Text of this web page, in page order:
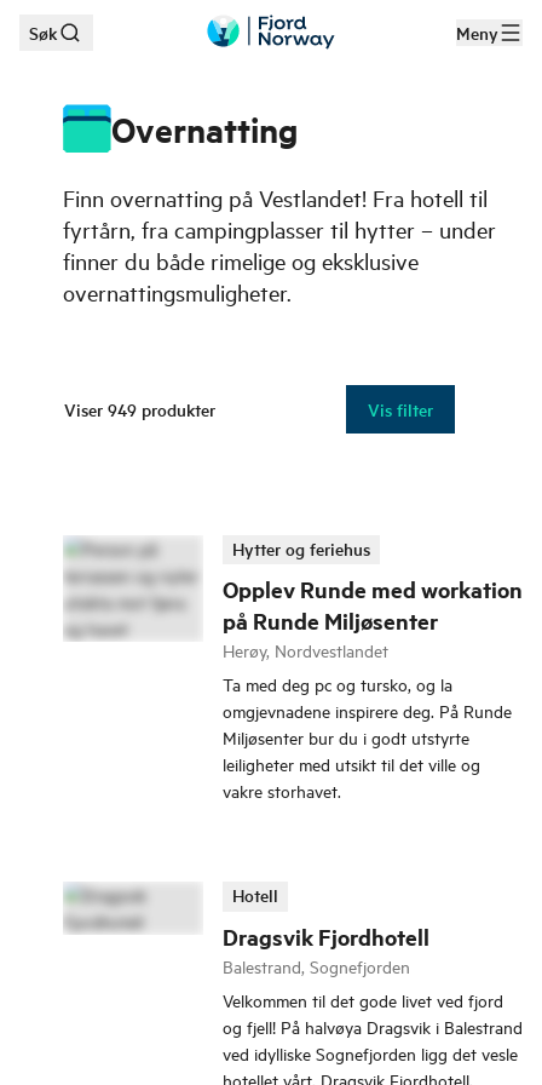
Hopp til hovedinnhold
Søk Meny
Overnatting
Finn overnatting på Vestlandet! Fra hotell til
fyrtårn, fra campingplasser til hytter – under
finner du både rimelige og eksklusive
overnattingsmuligheter.
Viser 949 produkter Vis filter
Opplev Runde med workation
på Runde Miljøsenter
Hytter og feriehus
Herøy, Nordvestlandet
Ta med deg pc og tursko, og la
omgjevnadene inspirere deg. På Runde
Miljøsenter bur du i godt utstyrte
leiligheter med utsikt til det ville og
vakre storhavet.
Dragsvik Fjordhotell
Hotell
Balestrand, Sognefjorden
Velkommen til det gode livet ved fjord
og fjell! På halvøya Dragsvik i Balestrand
ved idylliske Sognefjorden ligg det vesle
hotellet vårt, Dragsvik Fjordhotell.